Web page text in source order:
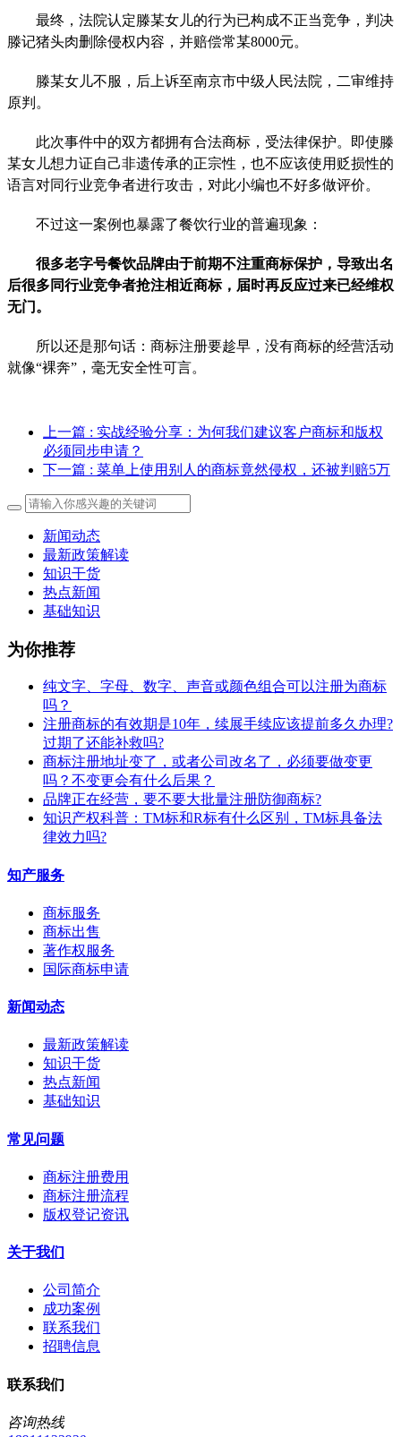
最终，法院认定滕某女儿的行为已构成不正当竞争，判决
滕记猪头肉删除侵权内容，并赔偿常某8000元。
滕某女儿不服，后上诉至南京市中级人民法院，二审维持
原判。
此次事件中的双方都拥有合法商标，受法律保护。即使滕
某女儿想力证自己非遗传承的正宗性，也不应该使用贬损性的
语言对同行业竞争者进行攻击，对此小编也不好多做评价。
不过这一案例也暴露了餐饮行业的普遍现象：
很多老字号餐饮品牌由于前期不注重商标保护，导致出名
后很多同行业竞争者抢注相近商标，届时再反应过来已经维权
无门。
所以还是那句话：商标注册要趁早，没有商标的经营活动
就像“裸奔”，毫无安全性可言。
上一篇 : 实战经验分享：为何我们建议客户商标和版权
必须同步申请？
下一篇 : 菜单上使用别人的商标竟然侵权，还被判赔5万
新闻动态
最新政策解读
知识干货
热点新闻
基础知识
为你推荐
纯文字、字母、数字、声音或颜色组合可以注册为商标
吗？
注册商标的有效期是10年，续展手续应该提前多久办理?
过期了还能补救吗?
商标注册地址变了，或者公司改名了，必须要做变更
吗？不变更会有什么后果？
​品牌正在经营，要不要大批量注册防御商标?
知识产权科普：TM标和R标有什么区别，TM标具备法
律效力吗?
知产服务
商标服务
商标出售
著作权服务
国际商标申请
新闻动态
最新政策解读
知识干货
热点新闻
基础知识
常见问题
商标注册费用
商标注册流程
版权登记资讯
关于我们
公司简介
成功案例
联系我们
招聘信息
联系我们
咨询热线